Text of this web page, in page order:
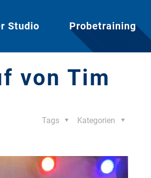
Studio Probetraining
von Tim
Kategorien
Tags